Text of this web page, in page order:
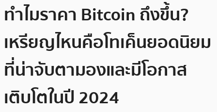
ทำไมราคา Bitcoin ถึงขึ้น?
เหรียญไหนคือโทเค็นยอดนิยม
ที่น่าจับตามองและมีโอกาส
เติบโตในปี 2024